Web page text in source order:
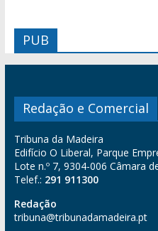
PUB
Redação e Comercial
Tribuna da Madeira
Edifício O Liberal, Parque
Lote n.º 7, 9304-006 Câmara
Telef.: 291 911300
Redação
tribuna@tribunadamadeira.pt